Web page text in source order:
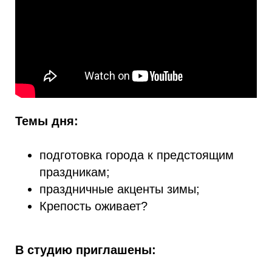
Темы дня:
подготовка города к предстоящим
праздникам;
праздничные акценты зимы;
Крепость оживает?
В студию приглашены: